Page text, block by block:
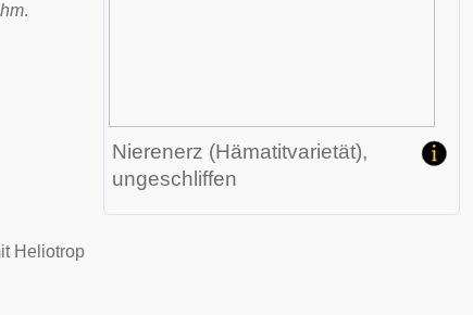
Nierenerz (Hämatitvarietät),
ungeschliffen
.
Heliotrop